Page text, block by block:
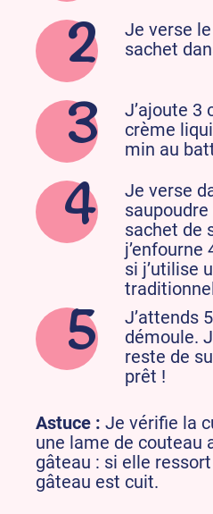
Je verse
sachet
J’ajoute 3
crème
min au
Je verse
sachet de
j’enfourne
si j’utilise
J’attends
démoule.
reste de
prêt !
Astuce : Je vérifie la
une lame de couteau
gâteau : si elle
gâteau est cuit.